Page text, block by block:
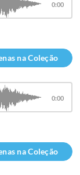
0:00
na Coleção
0:00
na Coleção